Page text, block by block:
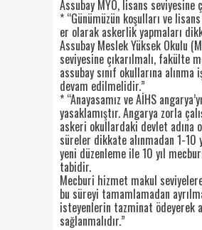
Assubay MYO, lisans seviyesine
* “Günümüzün koşulları ve
er olarak askerlik yapmaları
Assubay Meslek Yüksek Okulu
seviyesine çıkarılmalı, fakülte
assubay sınıf okullarına alınma
devam edilmelidir.”
* “Anayasamız ve AİHS angarya’yı
yasaklamıştır. Angarya zorla
askeri okullardaki devlet adına
süreler dikkate alınmadan 1-10
yeni düzenleme ile 10 yıl
tabidir.
Mecburi hizmet makul
bu süreyi tamamlamadan
isteyenlerin tazminat ödeyerek
sağlanmalıdır.”